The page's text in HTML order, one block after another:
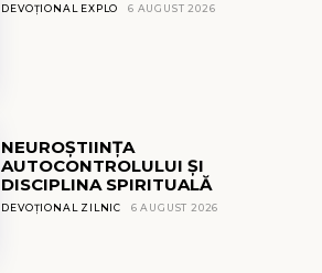
DEVOȚIONAL EXPLO 6 AUGUST 2026
NEUROȘTIINȚA
AUTOCONTROLULUI ȘI
DISCIPLINA SPIRITUALĂ
DEVOȚIONAL ZILNIC 6 AUGUST 2026